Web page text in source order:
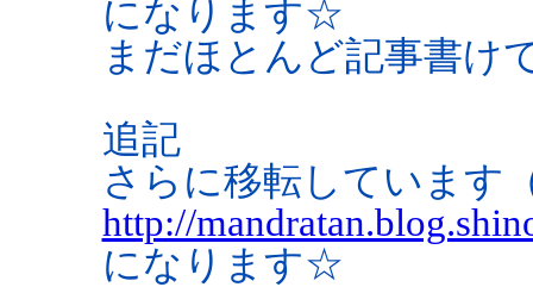
になります☆
まだほとんど記事書け
追記
さらに移転しています
http://
になります☆